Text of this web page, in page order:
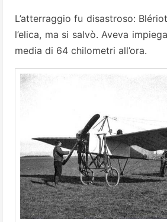
L’atterraggio fu disastroso:
l’elica, ma si salvò. Aveva
media di 64 chilometri all’ora.